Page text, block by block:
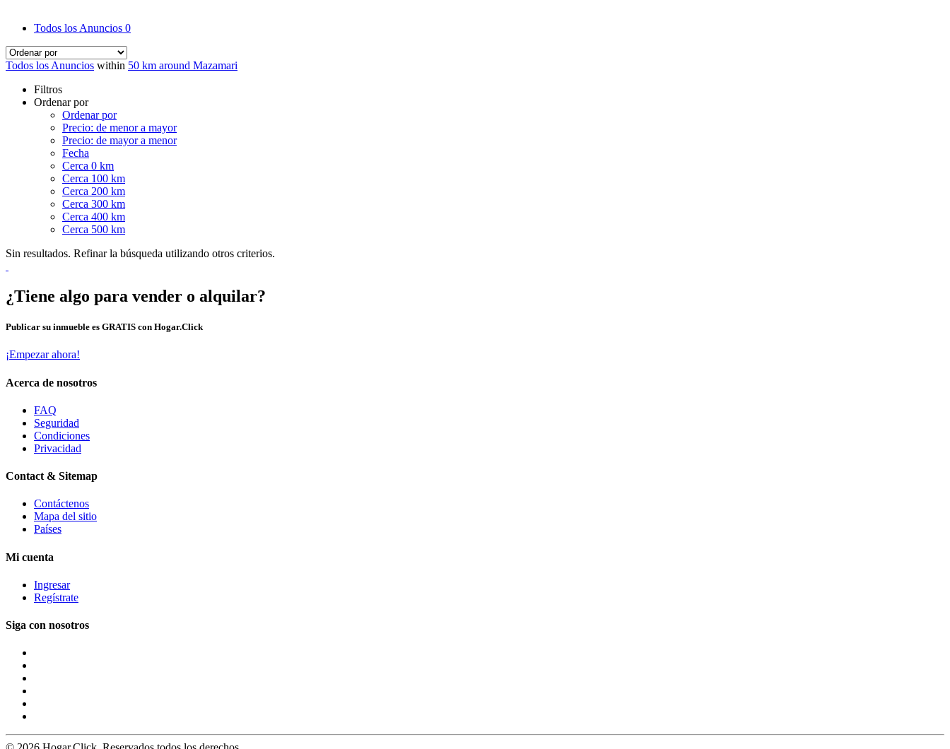
Todos los Anuncios 0
Todos los Anuncios within 50 km around Mazamari
Filtros
Ordenar por
Ordenar por
Precio: de menor a mayor
Precio: de mayor a menor
Fecha
Cerca 0 km
Cerca 100 km
Cerca 200 km
Cerca 300 km
Cerca 400 km
Cerca 500 km
Sin resultados. Refinar la búsqueda utilizando otros criterios.
¿Tiene algo para vender o alquilar?
Publicar su inmueble es GRATIS con Hogar.Click
¡Empezar ahora!
Acerca de nosotros
FAQ
Seguridad
Condiciones
Privacidad
Contact & Sitemap
Contáctenos
Mapa del sitio
Países
Mi cuenta
Ingresar
Regístrate
Siga con nosotros